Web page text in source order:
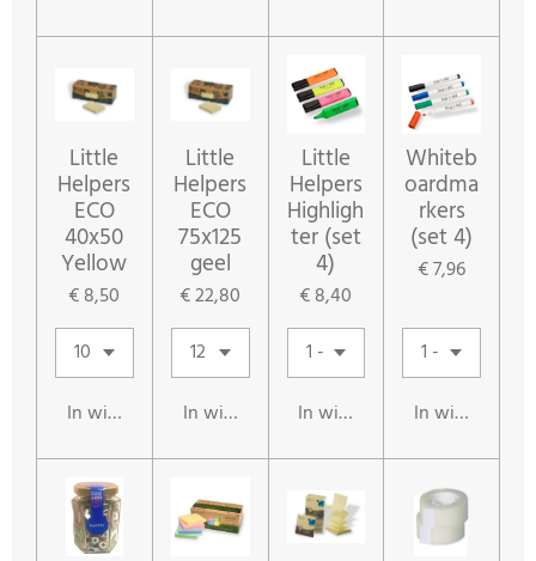
Little
Helpers
ECO
40x50
Yellow
€ 8,50
In winkelwagen
Little
Helpers
ECO
75x125
geel
€ 22,80
In winkelwagen
Little
Helpers
Highligh
ter (set
4)
€ 8,40
In winkelwagen
Whiteb
oardma
rkers
(set 4)
€ 7,96
In